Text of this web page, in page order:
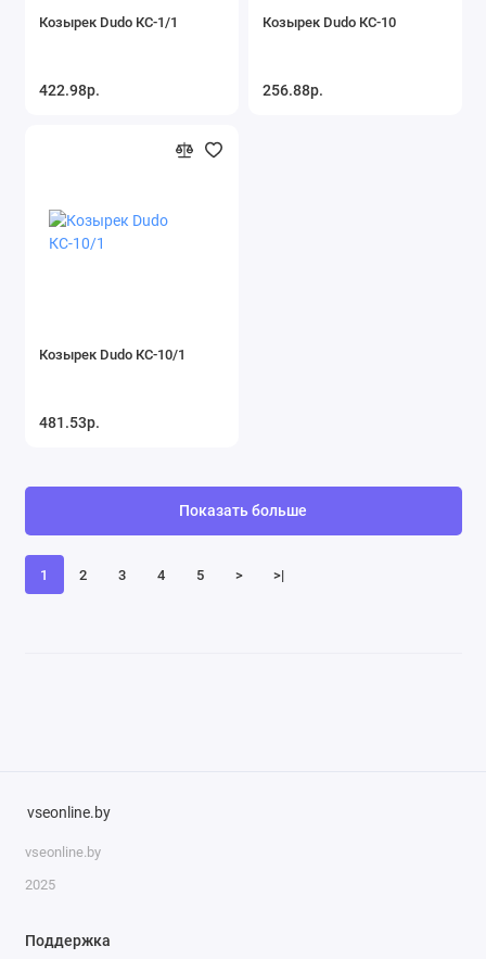
Козырек Dudo КС-1/1
422.98р.
Козырек Dudo КС-10
256.88р.
Козырек Dudo КС-10/1
481.53р.
1 2 3 4 5 > >|
Показать больше
vseonline.by
vseonline.by
2025
Поддержка